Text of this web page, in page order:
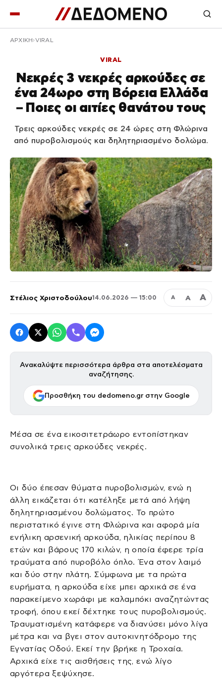
ΑΡΧΙΚΉ VIRAL
VIRAL
Νεκρές 3 νεκρές αρκούδες σε
ένα 24ωρο στη Βόρεια Ελλάδα
– Ποιες οι αιτίες θανάτου τους
Τρεις αρκούδες νεκρές σε 24 ώρες στη Φλώρινα
από πυροβολισμούς και δηλητηριασμένο δολώμα.
Στέλιος Χριστοδούλου14.06.2026 — 15:00 Α Α Α
Ανακαλύψτε περισσότερα άρθρα στα αποτελέσματα
αναζήτησης.
Προσθήκη του dedomeno.gr στην Google
Μέσα σε ένα εικοσιτετράωρο εντοπίστηκαν
συνολικά τρεις αρκούδες νεκρές.
Οι δύο έπεσαν θύματα πυροβολισμών, ενώ η
άλλη εικάζεται ότι κατέληξε μετά από λήψη
δηλητηριασμένου δολώματος. Το πρώτο
περιστατικό έγινε στη Φλώρινα και αφορά μία
ενήλικη αρσενική αρκούδα, ηλικίας περίπου 8
ετών και βάρους 170 κιλών, η οποία έφερε τρία
τραύματα από πυροβόλο όπλο. Ένα στον λαιμό
και δύο στην πλάτη. Σύμφωνα με τα πρώτα
ευρήματα, η αρκούδα είχε μπει αρχικά σε ένα
παρακείμενο χωράφι με καλαμπόκι αναζητώντας
τροφή, όπου εκεί δέχτηκε τους πυροβολισμούς.
Τραυματισμένη κατάφερε να διανύσει μόνο λίγα
μέτρα και να βγει στον αυτοκινητόδρομο της
Εγνατίας Οδού. Εκεί την βρήκε η Τροχαία.
Αρχικά είχε τις αισθήσεις της, ενώ λίγο
αργότερα ξεψύχησε.